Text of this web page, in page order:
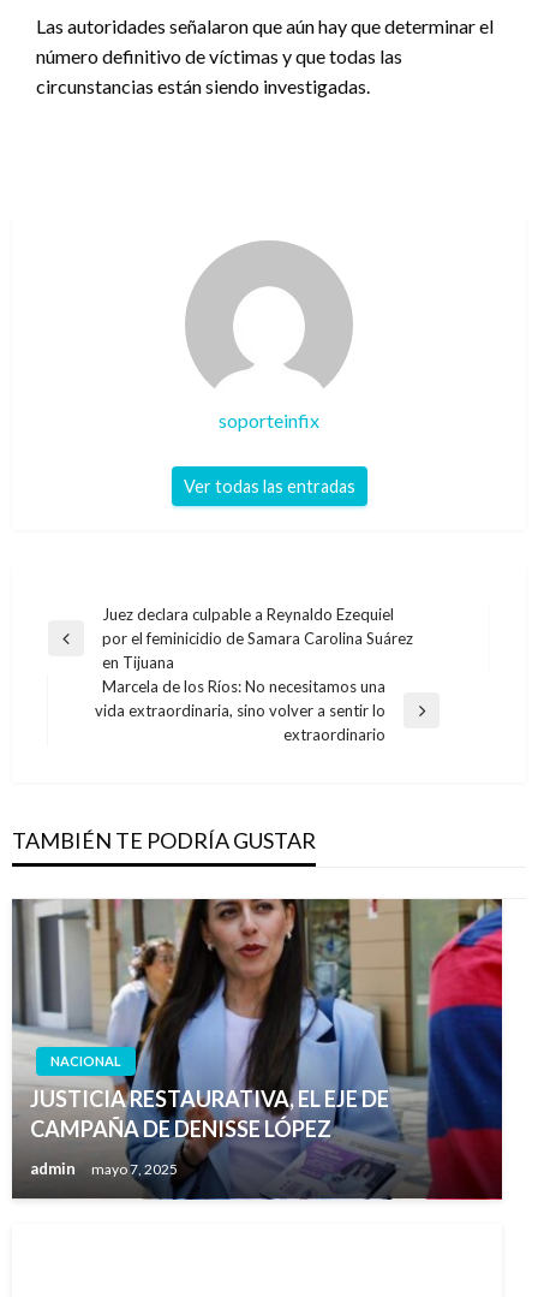
Las autoridades señalaron que aún hay que determinar el
número definitivo de víctimas y que todas las
circunstancias están siendo investigadas.
soporteinfix
Ver todas las entradas
Navegación
de
entradas
Entrada
Juez declara culpable a Reynaldo Ezequiel
por el feminicidio de Samara Carolina Suárez
en Tijuana
Entrada
Marcela de los Ríos: No necesitamos una
vida extraordinaria, sino volver a sentir lo
extraordinario
TAMBIÉN TE PODRÍA GUSTAR
NACIONAL
JUSTICIA RESTAURATIVA, EL EJE DE
CAMPAÑA DE DENISSE LÓPEZ
admin mayo 7, 2025